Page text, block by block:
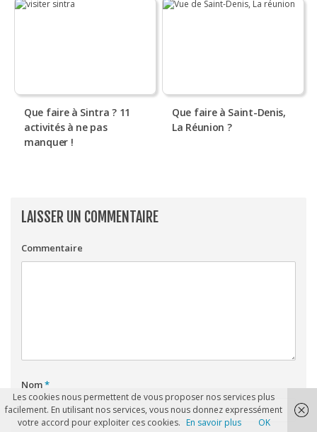
Que faire à Sintra ? 11
activités à ne pas
manquer !
Que faire à Saint-Denis,
La Réunion ?
LAISSER UN COMMENTAIRE
Commentaire
Nom*
Les cookies nous permettent de vous proposer nos services plus
facilement. En utilisant nos services, vous nous donnez expressément
votre accord pour exploiter ces cookies. En savoir plus OK